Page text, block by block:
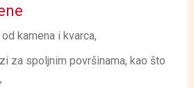
kamena i kvarca,
za spoljnim površinama, kao što